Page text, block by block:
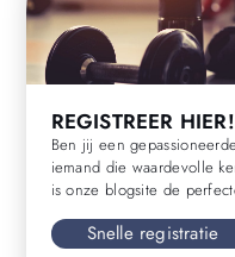
REGISTREER HIER!
Ben jij een
iemand die waardevolle
is onze blogsite de
Snelle registratie